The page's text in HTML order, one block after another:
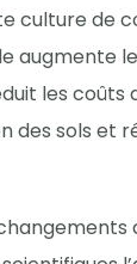
culture de
augmente
les coûts
des sols et